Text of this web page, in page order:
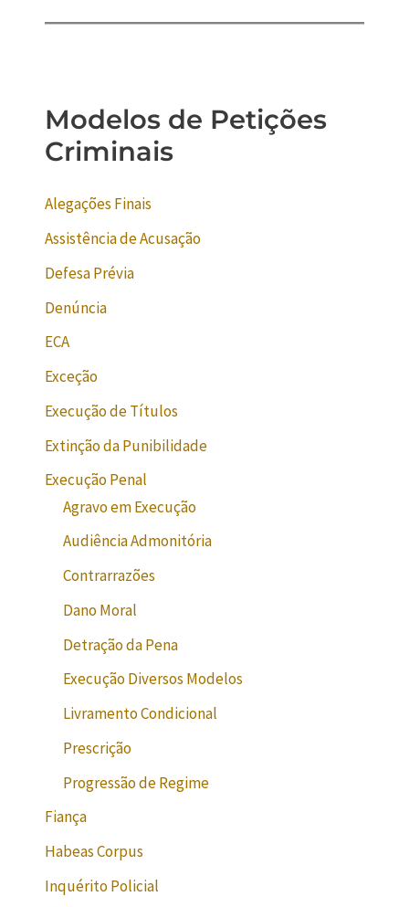
Modelos de Petições
Criminais
Alegações Finais
Assistência de Acusação
Defesa Prévia
Denúncia
ECA
Exceção
Execução de Títulos
Extinção da Punibilidade
Execução Penal
Agravo em Execução
Audiência Admonitória
Contrarrazões
Dano Moral
Detração da Pena
Execução Diversos Modelos
Livramento Condicional
Prescrição
Progressão de Regime
Fiança
Habeas Corpus
Inquérito Policial